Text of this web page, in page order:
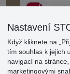
Hodnocení
zákazníků
Nastavení
Když kliknete na
tím souhlas k jejich
navigací na
marketingovými